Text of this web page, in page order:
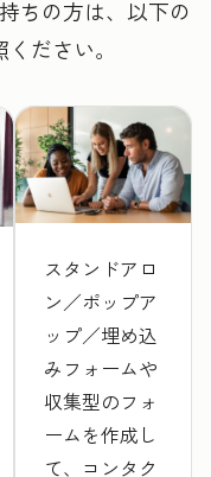
ちの方は、以下の
ださい。
スタンドアロ
ン／ポップア
ップ／埋め込
みフォームや
収集型のフォ
ームを作成し
て、コンタク